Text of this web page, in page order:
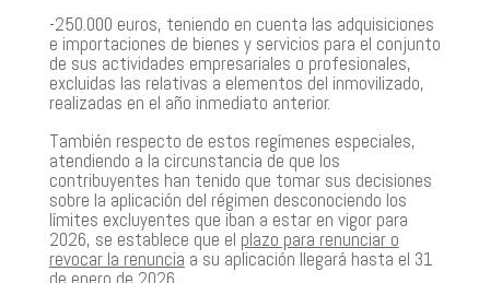
-250.000 euros, teniendo en cuenta las adquisiciones
e importaciones de bienes y servicios para el conjunto
de sus actividades empresariales o profesionales,
excluidas las relativas a elementos del inmovilizado,
realizadas en el año inmediato anterior.
También respecto de estos regímenes especiales,
atendiendo a la circunstancia de que los
contribuyentes han tenido que tomar sus decisiones
sobre la aplicación del régimen desconociendo los
límites excluyentes que iban a estar en vigor para
2026, se establece que el plazo para renunciar o
revocar la renuncia a su aplicación llegará hasta el 31